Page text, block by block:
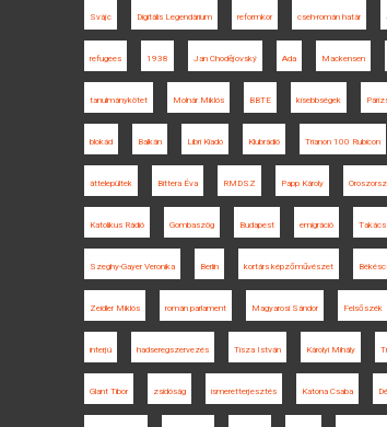
Svájc Digitális Legendárium reformkor cseh-román határ
refugees 1938 Jan Chodějovský Ada Mackensen
tanulmánykötet Molnár Miklós BBTE kisebbségek
blokád Balkán Libri Kiadó Klubrádió Trianon 100 Rubicon
áttelepültek Bittera Éva RMDSZ Papp Károly
Katolikus Rádió Gombaszög Budapest emigráció Takács
Szeghy-Gayer Veronika Berlin kortárs képzőművészet
Zeidler Miklós román parlament Magyarosi Sándor Felsőszék
interjú hadseregszervezés Tisza István Károlyi Mihály
Glant Tibor zsidóság ismeretterjesztés Katona Csaba